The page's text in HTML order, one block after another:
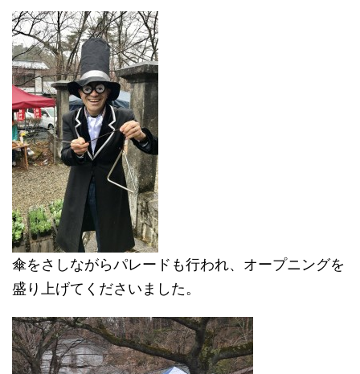
傘をさしながらパレードも行われ、オープニングを
盛り上げてくださいました。